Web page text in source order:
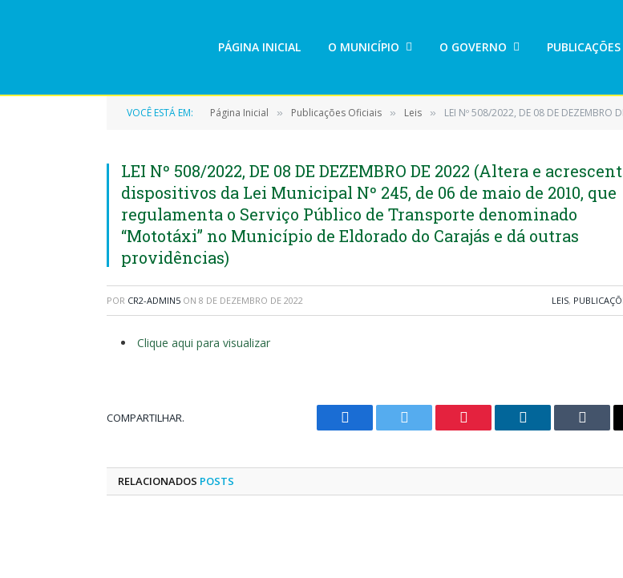
PÁGINA INICIAL O MUNICÍPIO O GOVERNO PUBLICAÇÕES
VOCÊ ESTÁ EM: Página Inicial » Publicações Oficiais » Leis » LEI Nº 508/2022, DE 08 DE DEZEMBRO DE 2022 (Altera e acrescenta dispositivos da Lei
LEI Nº 508/2022, DE 08 DE DEZEMBRO DE 2022 (Altera e
dispositivos da Lei Municipal Nº 245, de 06 de maio de 2010, que
regulamenta o Serviço Público de Transporte denominado
“Mototáxi” no Município de Eldorado do Carajás e dá outras
providências)
POR CR2-ADMIN5 ON 8 DE DEZEMBRO DE 2022 LEIS,
Clique aqui para visualizar
COMPARTILHAR.
Facebook Twitter Pinterest LinkedIn Tumblr
RELACIONADOS POSTS